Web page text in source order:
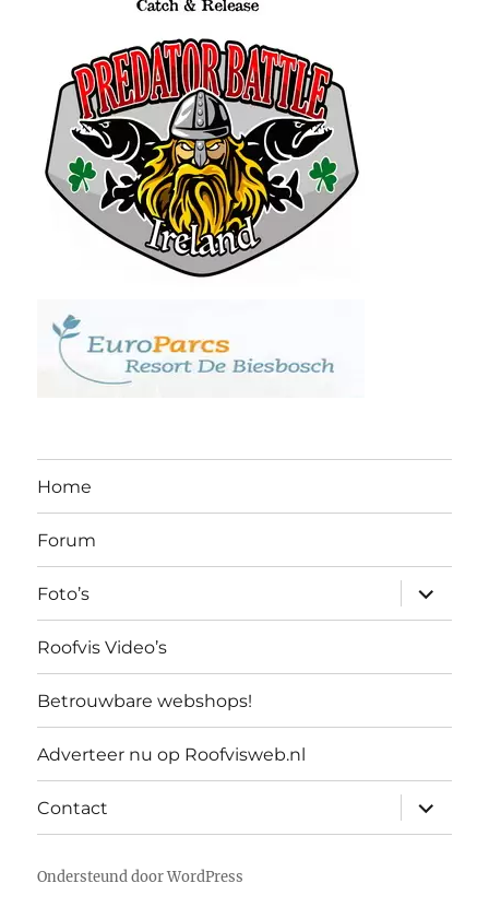
Home
Forum
Foto’s
Roofvis Video’s
Betrouwbare webshops!
Adverteer nu op Roofvisweb.nl
Contact
Ondersteund door WordPress